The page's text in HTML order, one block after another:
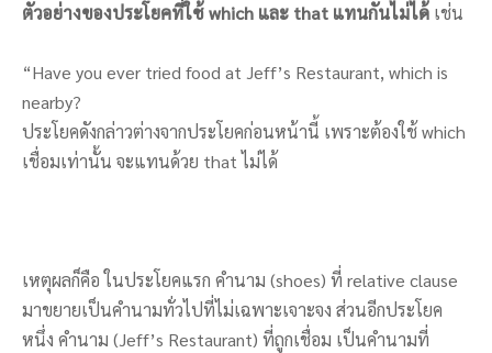
ตัวอย่างของประโยคที่ใช้ which และ that แทนกันไม่ได้ เช่น
“Have you ever tried food at Jeff’s Restaurant, which is
nearby?
ประโยคดังกล่าวต่างจากประโยคก่อนหน้านี้ เพราะต้องใช้ which
เชื่อมเท่านั้น จะแทนด้วย that ไม่ได้
เหตุผลก็คือ ในประโยคแรก คำนาม (shoes) ที่ relative clause
มาขยายเป็นคำนามทั่วไปที่ไม่เฉพาะเจาะจง ส่วนอีกประโยค
หนึ่ง คำนาม (Jeff’s Restaurant) ที่ถูกเชื่อม เป็นคำนามที่